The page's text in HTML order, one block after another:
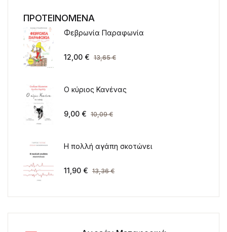
ΠΡΟΤΕΙΝΟΜΕΝΑ
Φεβρωνία Παραφωνία
12,00 € 13,65€
Ο κύριος Κανένας
9,00 € 10,09€
Η πολλή αγάπη σκοτώνει
11,90 € 13,36€